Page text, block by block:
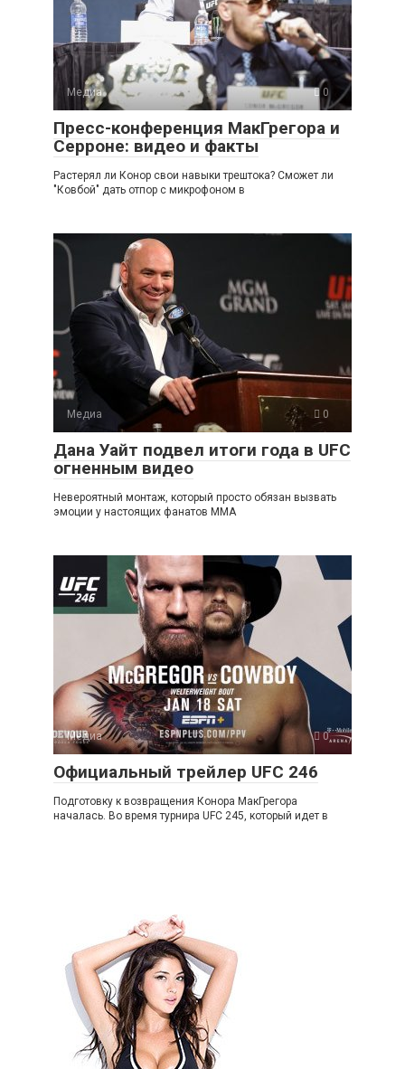
Медиа 0
Пресс-конференция МакГрегора и
Серроне: видео и факты
Растерял ли Конор свои навыки трештока? Сможет ли
"Ковбой" дать отпор с микрофоном в
Медиа 0
Дана Уайт подвел итоги года в UFC
огненным видео
Невероятный монтаж, который просто обязан вызвать
эмоции у настоящих фанатов ММА
Медиа 0
Официальный трейлер UFC 246
Подготовку к возвращения Конора МакГрегора
началась. Во время турнира UFC 245, который идет в